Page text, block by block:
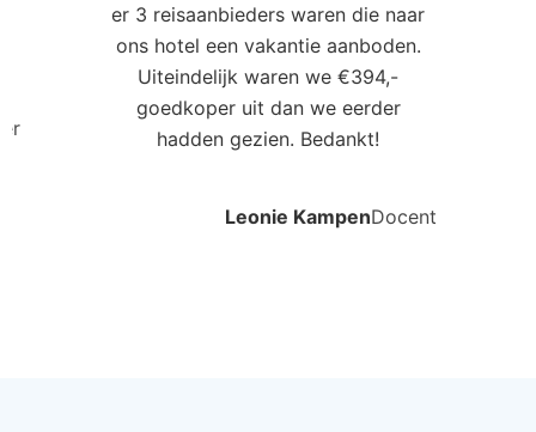
er 3 reisaanbieders waren die naar
ons hotel een vakantie aanboden.
Uiteindelijk waren we €394,-
goedkoper uit dan we eerder
hadden gezien. Bedankt!
Leonie KampenDocent